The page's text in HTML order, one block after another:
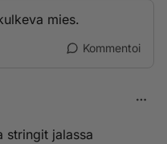
mies.
Kommentoi
stringit jalassa